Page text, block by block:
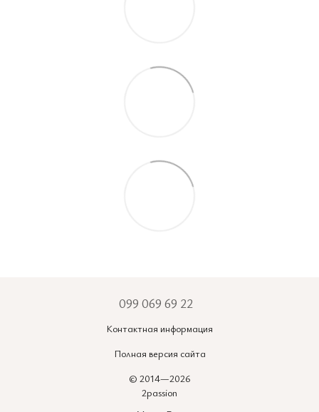
099 069 69 22
Контактная информация
Полная версия сайта
© 2014—2026
2passion